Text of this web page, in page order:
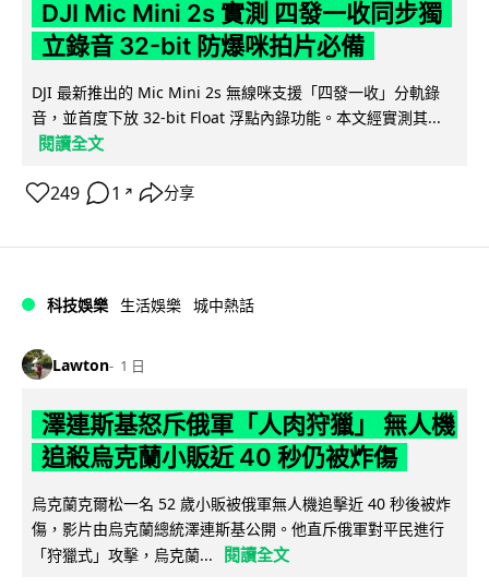
DJI Mic Mini 2s 實測 四發一收同步獨
立錄音 32-bit 防爆咪拍片必備
DJI 最新推出的 Mic Mini 2s 無線咪支援「四發一收」分軌錄
音，並首度下放 32-bit Float 浮點內錄功能。本文經實測其...
閱讀全文
249 1 ↗ 分享
科技娛樂 生活娛樂 城中熱話
Lawton 1 日
澤連斯基怒斥俄軍「人肉狩獵」 無人機
追殺烏克蘭小販近 40 秒仍被炸傷
烏克蘭克爾松一名 52 歲小販被俄軍無人機追擊近 40 秒後被炸
傷，影片由烏克蘭總統澤連斯基公開。他直斥俄軍對平民進行
「狩獵式」攻擊，烏克蘭...
閱讀全文